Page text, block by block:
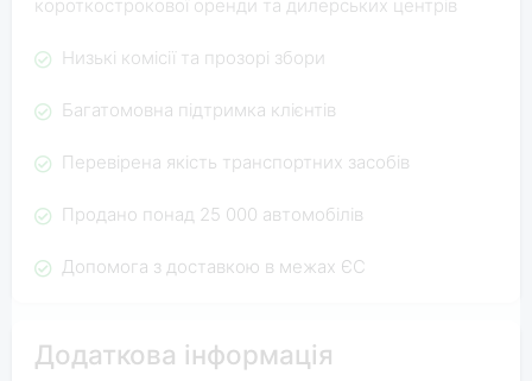
короткострокової оренди та дилерських центрів
Низькі комісії та прозорі збори
Багатомовна підтримка клієнтів
Перевірена якість транспортних засобів
Продано понад 25 000 автомобілів
Допомога з доставкою в межах ЄС
Додаткова інформація